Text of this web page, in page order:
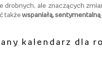
drobnych, ale znaczących
także wspaniałą,
kalendarz dla